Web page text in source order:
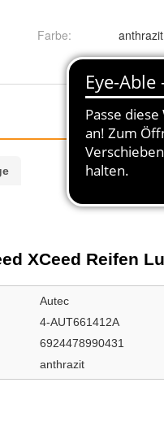
Farbe: anthrazit